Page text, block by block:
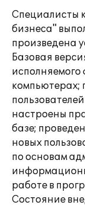
Специалисты
бизнеса"
произведена
Базовая
исполняемого
компьютерах;
настроены
базе;
новых
по основам
работе в
Состояние